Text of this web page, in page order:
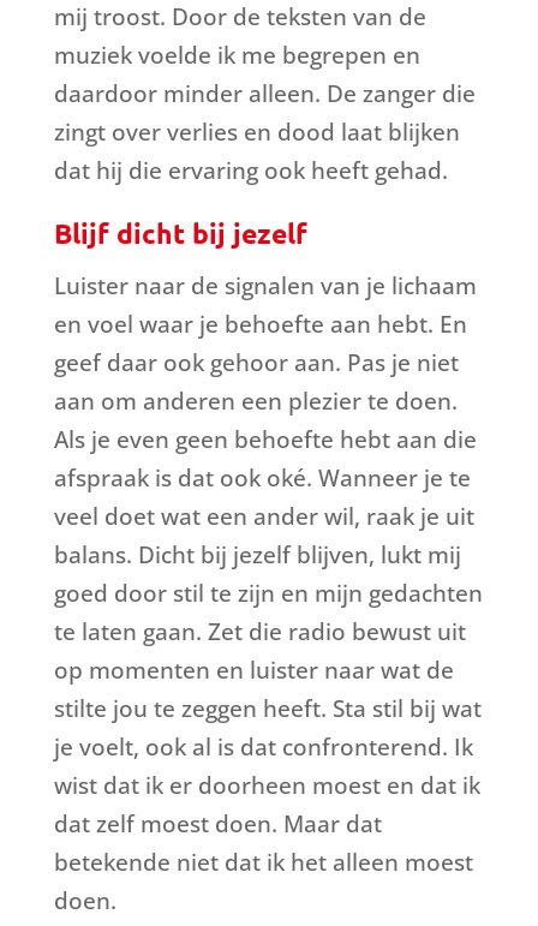
mij troost. Door de teksten van de
muziek voelde ik me begrepen en
daardoor minder alleen. De zanger die
zingt over verlies en dood laat blijken
dat hij die ervaring ook heeft gehad.
Blijf dicht bij jezelf
Luister naar de signalen van je lichaam
en voel waar je behoefte aan hebt. En
geef daar ook gehoor aan. Pas je niet
aan om anderen een plezier te doen.
Als je even geen behoefte hebt aan die
afspraak is dat ook oké. Wanneer je te
veel doet wat een ander wil, raak je uit
balans. Dicht bij jezelf blijven, lukt mij
goed door stil te zijn en mijn gedachten
te laten gaan. Zet die radio bewust uit
op momenten en luister naar wat de
stilte jou te zeggen heeft. Sta stil bij wat
je voelt, ook al is dat confronterend. Ik
wist dat ik er doorheen moest en dat ik
dat zelf moest doen. Maar dat
betekende niet dat ik het alleen moest
doen.